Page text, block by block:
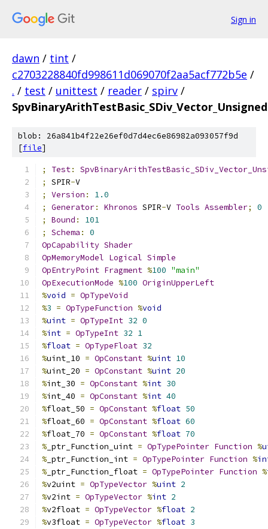
Sign in
dawn / tint /
c2703228840fd998611d069070f2aa5acf772b5e /
. / test / unittest / reader / spirv /
blob: 26a841b4f22e26ef0d7d4ec6e86982a093057f9d
[file]
; Test:
;
SPIR-V
;
Version :
1.0
;
Generator: Khronos SPIR-V Tools Assembler;
0
;
Bound :
101
;
Schema :
0
OpCapability Shader
OpMemoryModel Logical Simple
OpEntryPoint Fragment %100 "main"
OpExecutionMode %100 OriginUpperLeft
%void = OpTypeVoid
%3 = OpTypeFunction %void
%uint = OpTypeInt 32 0
%int = OpTypeInt 32 1
%float = OpTypeFloat 32
%uint_10 = OpConstant %uint 10
%uint_20 = OpConstant %uint 20
%int_30 = OpConstant %int 30
%int_40 = OpConstant %int 40
%float_50 = OpConstant %float 50
%float_60 = OpConstant %float 60
%float_70 = OpConstant %float 70
% _ptr_Function_uint = OpTypePointer Function %
% _ptr_Function_int = OpTypePointer Function %
% _ptr_Function_float = OpTypePointer Function %
%v2uint = OpTypeVector %uint 2
%v2int = OpTypeVector %int 2
%v2float = OpTypeVector %float 2
%v3float = OpTypeVector %float 3